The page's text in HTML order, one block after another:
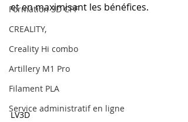
Formation 3D CPF
CREALITY,
Creality Hi combo
Artillery M1 Pro
Filament PLA
Service administratif en ligne
et en maximisant les bénéfices.
LV3D